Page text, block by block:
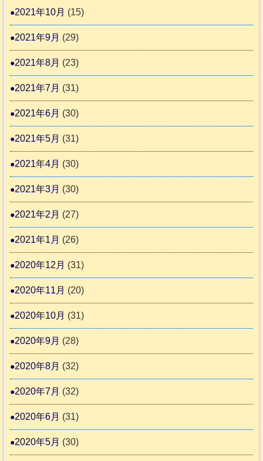
2021年10月 (15)
2021年9月 (29)
2021年8月 (23)
2021年7月 (31)
2021年6月 (30)
2021年5月 (31)
2021年4月 (30)
2021年3月 (30)
2021年2月 (27)
2021年1月 (26)
2020年12月 (31)
2020年11月 (20)
2020年10月 (31)
2020年9月 (28)
2020年8月 (32)
2020年7月 (32)
2020年6月 (31)
2020年5月 (30)